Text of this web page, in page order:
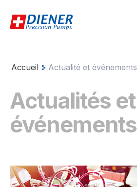
Accueil Actualité et événements
Actualités et
événements